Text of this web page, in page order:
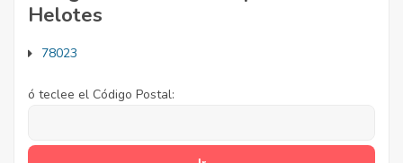
Helotes
78023
ó teclee el Código Postal: